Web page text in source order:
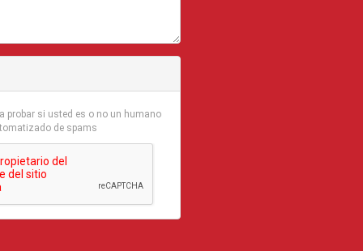
probar si usted es o no un humano
de spams